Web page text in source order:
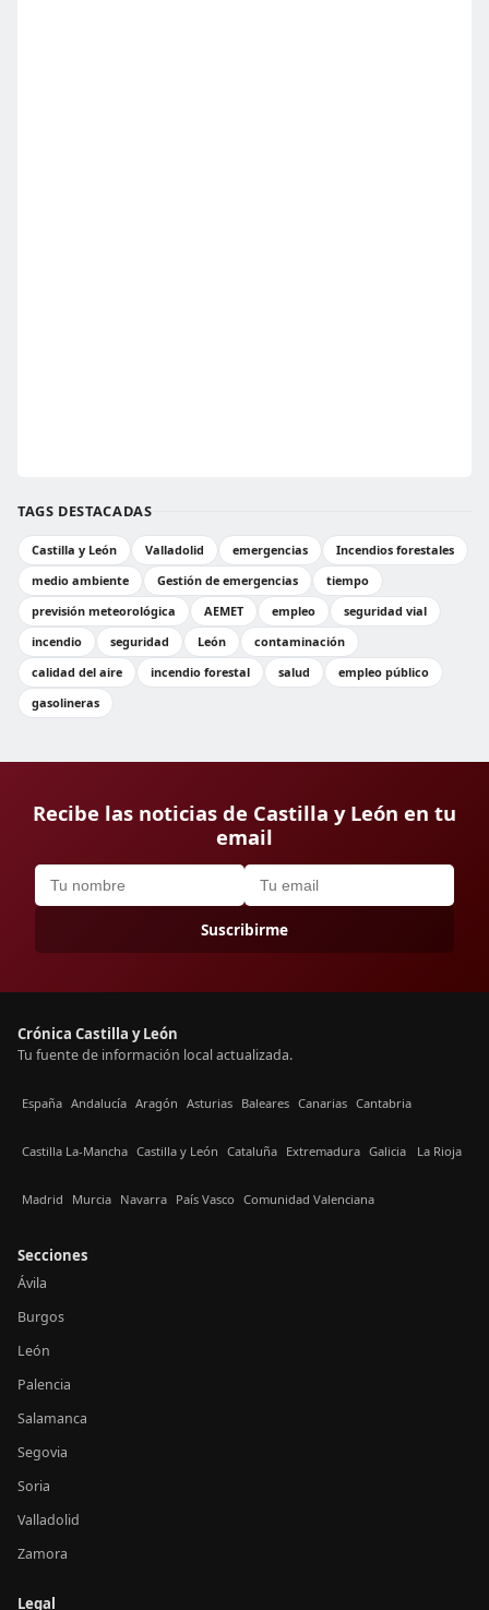
TAGS DESTACADAS
Castilla y León Valladolid emergencias
Incendios forestales
medio ambiente
Gestión de emergencias
tiempo
previsión meteorológica
AEMET empleo
seguridad vial
incendio
seguridad León
contaminación
calidad del aire
incendio forestal salud
empleo público
gasolineras
Recibe las noticias de Castilla y León en tu
email
Suscribirme
Crónica Castilla y León
Tu fuente de información local actualizada.
España Andalucía Aragón Asturias Baleares Canarias Cantabria
Castilla La-Mancha Castilla y León Cataluña Extremadura Galicia La Rioja
Madrid Murcia Navarra País Vasco Comunidad Valenciana
Secciones
Ávila
Burgos
León
Palencia
Salamanca
Segovia
Soria
Valladolid
Zamora
Legal